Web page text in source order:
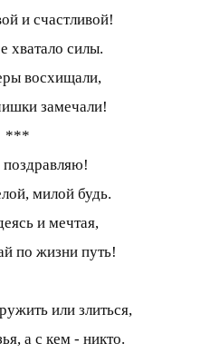
и счастливой!
хватало силы.
восхищали,
замечали!
***
поздравляю!
милой будь.
и мечтая,
по жизни путь!
или злиться,
а с кем - никто.